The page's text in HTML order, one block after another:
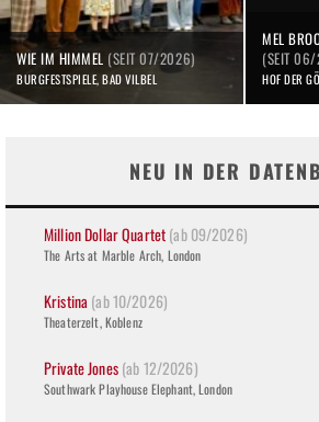
WIE IM HIMMEL (SEIT 07/2026)
BURGFESTSPIELE, BAD VILBEL
MEL
(SEIT
HOF DER
NEU IN DER
Million Dollar Quartet(ab 09/2026)
The Arts at Marble Arch, London
Kristina (ab 10/2026)
Theaterzelt, Koblenz
Private Jones(ab 12/2026)
Southwark Playhouse Elephant, London